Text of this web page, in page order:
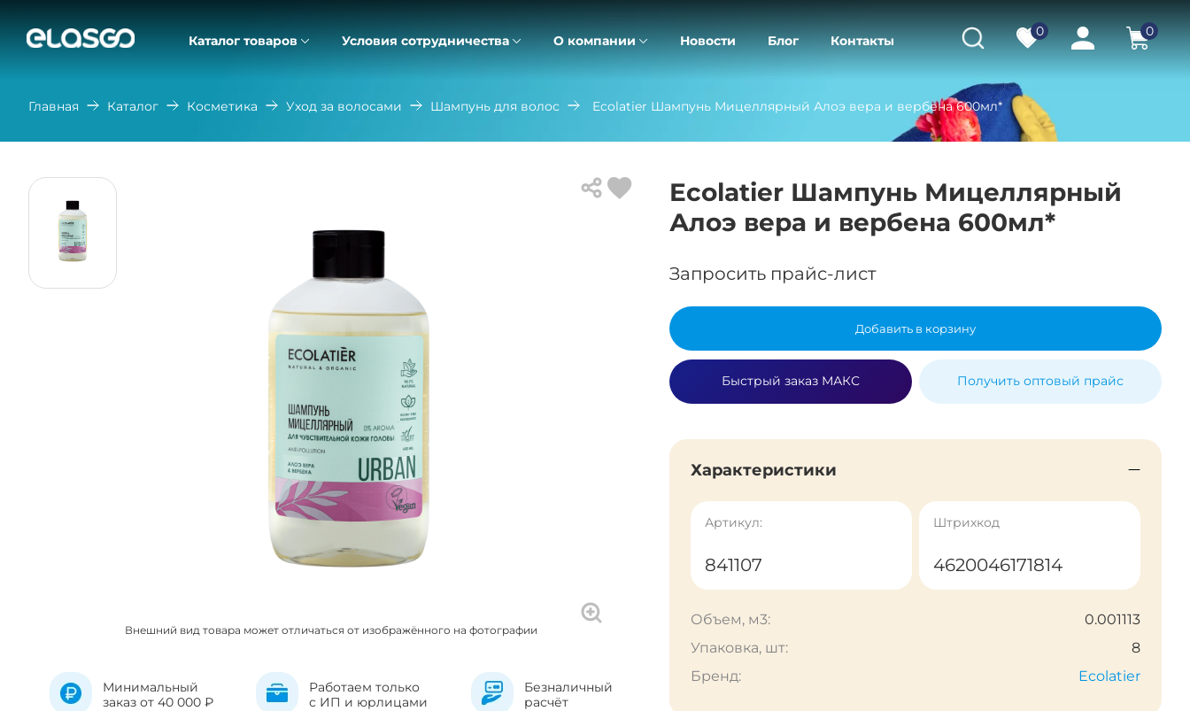
Каталог товаров Условия сотрудничества О компании Новости Блог Контакты
0 0
Главная Каталог Косметика Уход за волосами Шампунь для волос Ecolatier Шампунь Мицеллярный Алоэ вера и вербена 600мл*
Внешний вид товара может отличаться от изображённого на фотографии
Минимальный
заказ от 40 000 ₽
Работаем только
с ИП и юрлицами
Безналичный
расчёт
Ecolatier Шампунь Мицеллярный
Алоэ вера и вербена 600мл*
Запросить прайс-лист
Добавить в корзину
Быстрый заказ МАКС Получить оптовый прайс
Характеристики
Артикул:
841107
Штрихкод
4620046171814
Объем, м3:
0.001113
Упаковка, шт:
8
Бренд:
Ecolatier